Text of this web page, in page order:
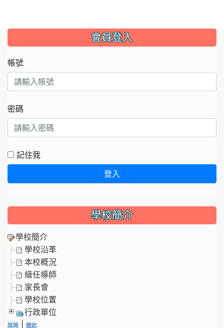
::: 會員登入
帳號
密碼
記住我
登入
學校簡介
學校簡介
學校沿革
本校概況
級任導師
家長會
學校位置
行政單位
展開 闔起